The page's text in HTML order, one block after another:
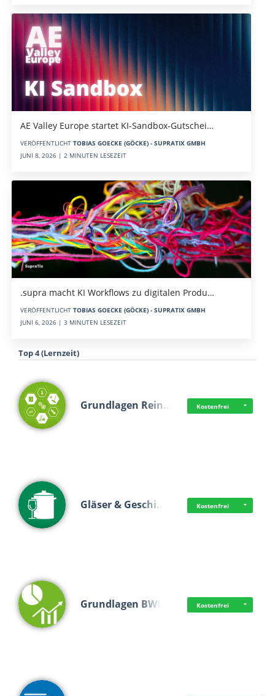
AE Valley Europe startet KI-Sandbox-Gutschei…
VERÖFFENTLICHT TOBIAS GOECKE (GÖCKE) - SUPRATIX GMBH
JUNI 8, 2026 | 2 MINUTEN LESEZEIT
.supra macht KI Workflows zu digitalen Produ…
VERÖFFENTLICHT TOBIAS GOECKE (GÖCKE) - SUPRATIX GMBH
JUNI 6, 2026 | 3 MINUTEN LESEZEIT
Top 4 (Lernzeit)
Grundlagen Rein… Kostenfrei
Gläser & Geschi… Kostenfrei
Grundlagen BWL Kostenfrei